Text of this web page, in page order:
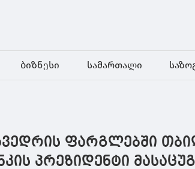
ბიზნესი სამართალი
ფარგლებში
პრეზიდენტი